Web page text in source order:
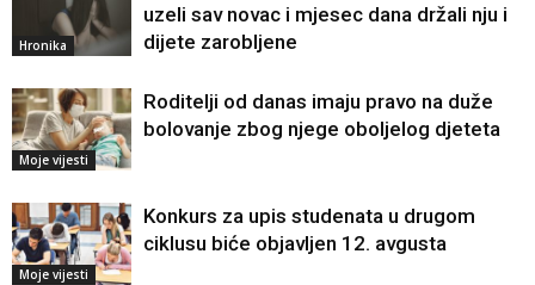
Hronika
uzeli sav novac i mjesec dana držali nju i
dijete zarobljene
Moje vijesti
Roditelji od danas imaju pravo na duže
bolovanje zbog njege oboljelog djeteta
Moje vijesti
Konkurs za upis studenata u drugom
ciklusu biće objavljen 12. avgusta